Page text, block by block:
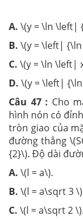
A. \(y = \ln \left|
B. \(y = \left|
C. \(y = \ln \left|
D. \(y = \left|
Câu 47 : Cho
hình nón có
tròn giao của
đường thẳng
{2}\). Độ dài
A. \(l = a\).
B. \(l = a\sqrt 3
C. \(l = a\sqrt 2 \).